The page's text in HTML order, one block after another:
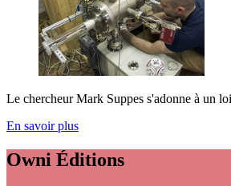
Le chercheur Mark Suppes s'adonne à un
En savoir plus
Owni Éditions